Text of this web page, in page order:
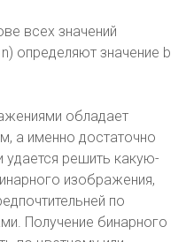
всех значений
определяют значение b
обладает
а именно достаточно
удается решить какую-
изображения,
по
Получение бинарного